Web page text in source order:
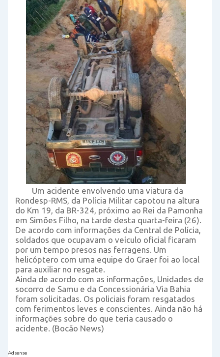
Um acidente envolvendo uma viatura da
Rondesp-RMS, da Polícia Militar capotou na altura
do Km 19, da BR-324, próximo ao Rei da Pamonha
em Simões Filho, na tarde desta quarta-feira (26).
De acordo com informações da Central de Polícia,
soldados que ocupavam o veículo oficial ficaram
por um tempo presos nas ferragens. Um
helicóptero com uma equipe do Graer foi ao local
para auxiliar no resgate.
Ainda de acordo com as informações, Unidades de
socorro de Samu e da Concessionária Via Bahia
foram solicitadas. Os policiais foram resgatados
com ferimentos leves e conscientes. Ainda não há
informações sobre do que teria causado o
acidente. (Bocão News)
Adsense